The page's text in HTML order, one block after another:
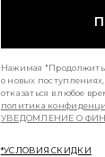
Нажимая
о новых
отказаться в любое
политика
УВЕДОМЛЕНИЕ О
*УСЛОВИЯ СКИДКИ